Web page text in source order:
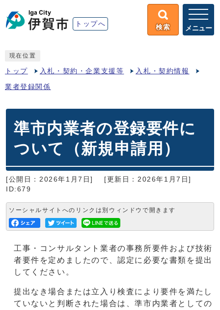
トップへ 検索 メニュー
現在位置
トップ 入札・契約・企業支援等 入札・契約情報
業者登録関係
準市内業者の登録要件に
ついて（新規申請用）
[公開日：2026年1月7日]
[更新日：2026年1月7日]
ID:679
ソーシャルサイトへのリンクは別ウィンドウで開きます
工事・コンサルタント業者の事務所要件および技術
者要件を定めましたので、認定に必要な書類を提出
してください。
提出なき場合または立入り検査により要件を満たし
ていないと判断された場合は、準市内業者としての